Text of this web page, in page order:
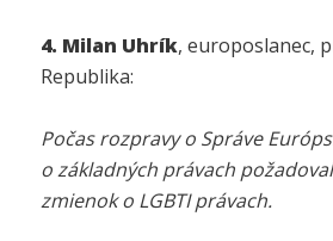
4. Milan Uhrík, europoslanec,
Republika:
Počas rozpravy o Správe
o základných právach
zmienok o LGBTI právach.